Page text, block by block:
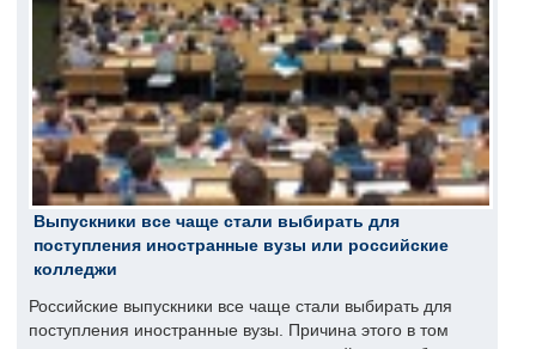
Выпускники все чаще стали выбирать для
поступления иностранные вузы или российские
колледжи
Российские выпускники все чаще стали выбирать для
поступления иностранные вузы. Причина этого в том